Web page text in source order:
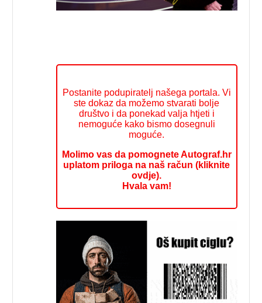
Postanite podupiratelj našega portala. Vi
ste dokaz da možemo stvarati bolje
društvo i da ponekad valja htjeti i
nemoguće kako bismo dosegnuli
moguće.
Molimo vas da pomognete Autograf.hr
uplatom priloga na naš račun (kliknite
ovdje).
Hvala vam!